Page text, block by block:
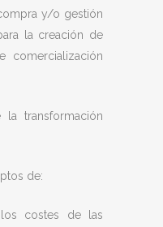
y/o gestión
la creación de
comercialización
la transformación
de:
costes de las